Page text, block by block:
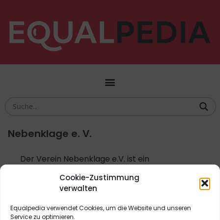
Cookie-Zustimmung
verwalten
Equalpedia verwendet Cookies, um die Website und unseren
Service zu optimieren.
Nebenklage e. V.
Der Verein Nebenklage e.V. ist ein
es ist, die Rechte von Verletzten von Straftaten
zu stärken und zu verbessern.